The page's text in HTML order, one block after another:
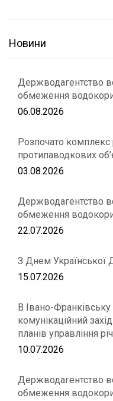
Новини
Держводагентство
обмеження
06.08.2026
Розпочато комплекс
протипаводкових
03.08.2026
Держводагентство
обмеження
22.07.2026
З Днем Української
15.07.2026
В Івано-
комунікаційний
планів управління
10.07.2026
Держводагентство
обмеження